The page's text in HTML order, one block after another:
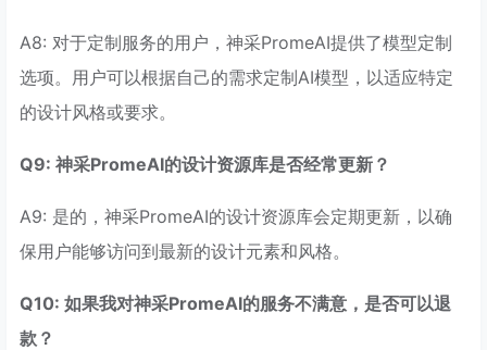
A8: 对于定制服务的用户，神采PromeAI提供了模型定制
选项。用户可以根据自己的需求定制AI模型，以适应特定
的设计风格或要求。
Q9: 神采PromeAI的设计资源库是否经常更新？
A9: 是的，神采PromeAI的设计资源库会定期更新，以确
保用户能够访问到最新的设计元素和风格。
Q10: 如果我对神采PromeAI的服务不满意，是否可以退
款？